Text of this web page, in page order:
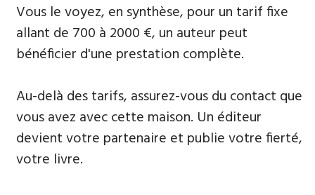
Vous le voyez, en synthèse, pour un tarif fixe
allant de 700 à 2000 €, un auteur peut
bénéficier d'une prestation complète.
Au-delà des tarifs, assurez-vous du contact que
vous avez avec cette maison. Un éditeur
devient votre partenaire et publie votre fierté,
votre livre.